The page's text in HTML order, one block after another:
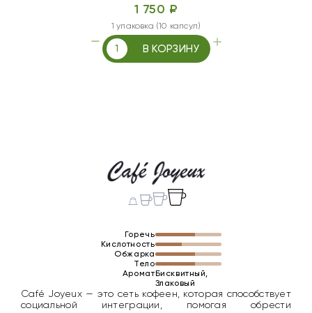
1 750 ₽
1 упаковка (10 капсул)
В КОРЗИНУ
Горечь
Кислотность
Обжарка
Тело
АроматБисквитный,
Злаковый
Café Joyeux — это сеть кофеен, которая способствует
социальной интеграции, помогая обрести